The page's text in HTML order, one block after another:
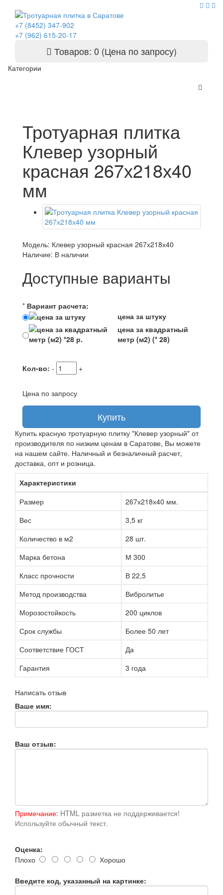
+7 (8452) 347-902
+7 (962) 615-20-17
Товаров: 0 (Цена по запросу)
Категории
Тротуарная плитка
Клевер узорный
красная 267х218х40
мм
Модель: Клевер узорный красная 267х218х40
Наличие: В наличии
Доступные варианты
* Вариант расчета:
цена за штуку
цена за квадратный
метр (м2) (* 28)
Кол-во: - +
Цена по запросу
Купить
Купить красную тротуарную плитку "Клевер узорный" от
производителя по низким ценам в Саратове, Вы можете
на нашем сайте. Наличный и безналичный расчет,
доставка, опт и розница.
Характеристики
Размер
267х218х40 мм.
Вес
3,5 кг
Количество в м2
28 шт.
Марка бетона
М 300
Класс прочности
В 22,5
Метод производства
Вибролитье
Морозостойкость
200 циклов
Срок службы
Более 50 лет
Соответствие ГОСТ
Да
Гарантия
3 года
Написать отзыв
Ваше имя:
Ваш отзыв:
Примечание: HTML разметка не поддерживается!
Используйте обычный текст.
Оценка:
Плохо
Хорошо
Введите код, указанный на картинке: